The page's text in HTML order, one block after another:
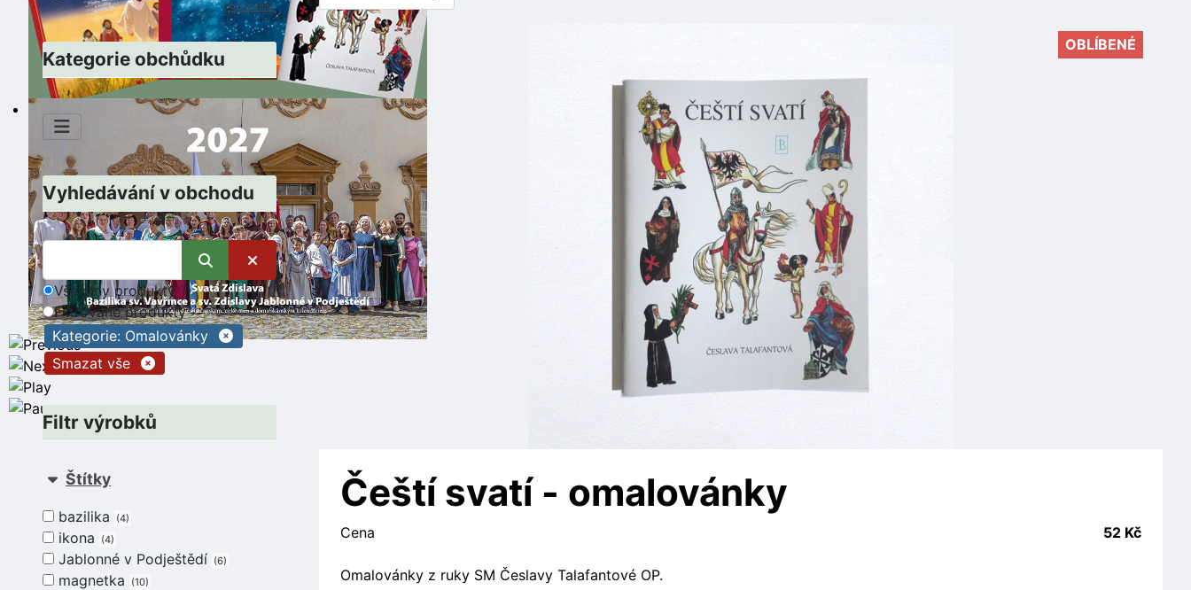
K pokladně
Kategorie obchůdku
Vyhledávání v obchodu
Všechny produkty
Filtrované produkty
Kategorie: Omalovánky
Smazat vše
Filtr výrobků
Štítky
bazilika 4
ikona 4
Jablonné v Podještědí 6
magnetka 10
OBLÍBENÉ
Čeští svatí - omalovánky
Cena 52 Kč
Omalovánky z ruky SM Česlavy Talafantové OP.